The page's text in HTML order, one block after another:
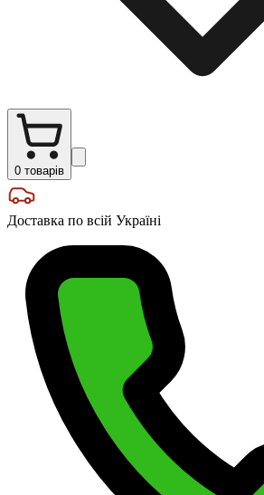
0 товарів
Доставка по всій Україні